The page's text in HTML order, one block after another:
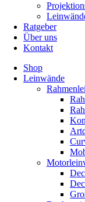
Ratgeber
Über uns
Kontakt
Shop
Leinwände